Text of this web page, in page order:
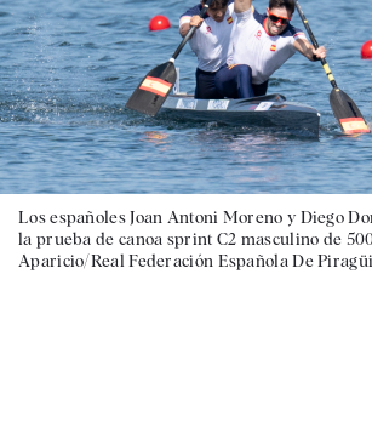
Los españoles Joan Antoni Moreno y Diego
la prueba de canoa sprint C2 masculino de
Aparicio/Real Federación Española De